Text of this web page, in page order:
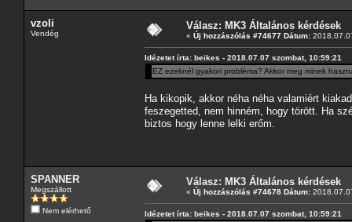
vzoli
Vendég
Válasz: MK3 Általános kérdések
« Új hozzászólás #74677 Dátum:
Idézetet írta: beikes - 2018.07.07 szombat, 10:59:21
EZ ezeknél gyakori probléma? Akkor meg minek
Ha kikopik, akkor néha néha valamiért
feszegetted, nem hinném, hogy törött. Ha
biztos hogy lenne lelki erőm.
SPANNER
Megszállott
Nem elérhető
Válasz: MK3 Általános kérdések
« Új hozzászólás #74678 Dátum:
Idézetet írta: beikes - 2018.07.07 szombat, 10:59:21